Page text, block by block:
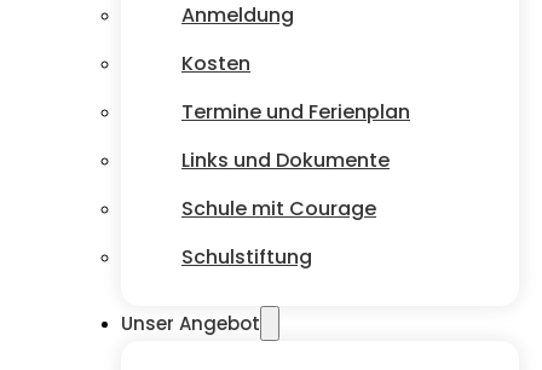
Anmeldung
Kosten
Termine und Ferienplan
Links und Dokumente
Schule mit Courage
Schulstiftung
Unser Angebot